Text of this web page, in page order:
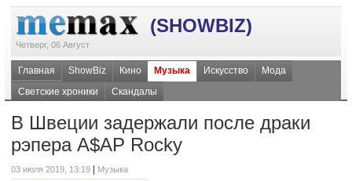
(SHOWBIZ)
Четверг, 06 Август
Главная ShowBiz Кино Музыка Искусство
Мода
Светские хроники
Скандалы
В Швеции задержали после драки
рэпера A$AP Rocky
03 июля 2019, 13:19 Музыка